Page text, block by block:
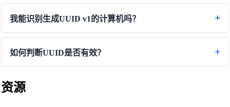
🔗Related Tools
我能识别生成UUID v1的计算机吗？
如何判断UUID是否有效？
资源